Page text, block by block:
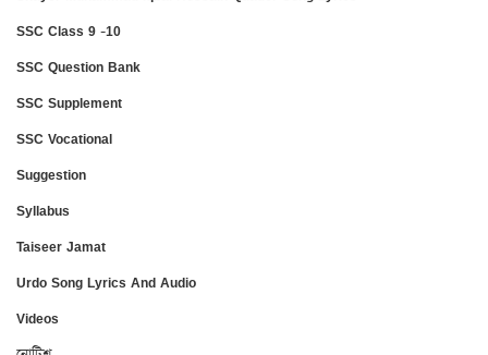
SSC Class 9 -10
SSC Question Bank
SSC Supplement
SSC Vocational
Suggestion
Syllabus
Taiseer Jamat
Urdo Song Lyrics And Audio
Videos